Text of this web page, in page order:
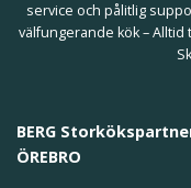
service och pålitlig
välfungerande kök – Alltid
BERG
ÖREBRO